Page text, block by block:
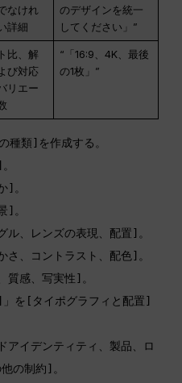
なけれ
詳細
のデザインを統一
してください」”
比、解
び対応
リエー
“「16:9、4K、最後
の1枚」”
種類]を作成する。
]。
]。
、レンズの表現、配置]。
さ、コントラスト、配色]。
質感、写実性]。
を[タイポグラフィと配置]
アイデンティティ、製品、ロ
の制約]。